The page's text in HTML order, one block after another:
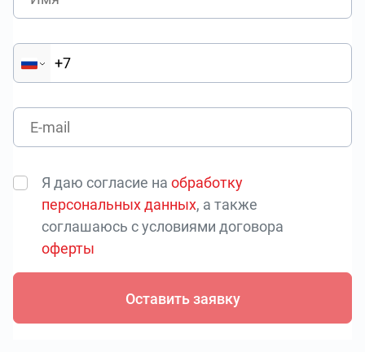
Я даю согласие наобработку
персональных данных, а также
соглашаюсь с условиями договора
оферты
Оставить заявку